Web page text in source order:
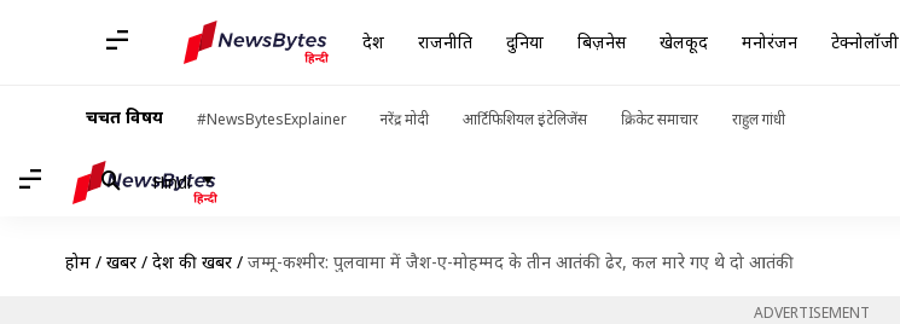
देश राजनीति दुनिया बिज़नेस खेलकूद मनोरंजन टेक्नोलॉजी
चर्चित विषय #NewsBytesExplainer नरेंद्र मोदी आर्टिफिशियल इंटेलिजेंस क्रिकेट समाचार राहुल गांधी
Hindi
होम / खबरें / देश की खबरें / जम्मू-कश्मीर: पुलवामा में जैश-ए-मोहम्मद के तीन आतंकी ढेर, कल मारे गए थे दो आतंकी
ADVERTISEMENT